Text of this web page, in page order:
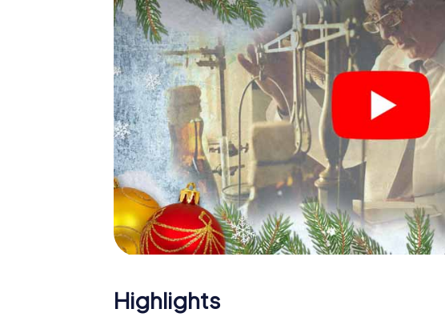
Eine spannende Option für Ihre
Geneviève-des-Bois
Das myCityHunt X-Mas Adventure eignet sich auch
Weihnachtsfeier in Sainte-Geneviève-des-Bois: So kann
gastronomische Programm Ihrer Weihnachtsfeier in
Und auch ein Ausflug zum Weihnachtsmarkt von Sainte-
Mas Adventure zu einem Highlight. Schließlich bietet die
man von einer perfekten Weihnachtsfeier in Sainte-
Teambuilding und eine stimmungsvolle
einen unvergesslichen Ausklang des Jahres und planen Sie
Programmpunkt Ihrer Weihnachtsfeier in Sainte-
Highlights